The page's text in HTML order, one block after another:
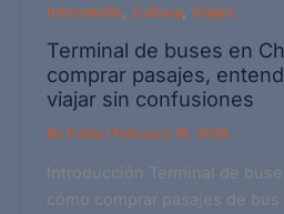
Intermedio , Cultura, Viajes
Terminal de buses en
comprar pasajes,
viajar sin confusiones
By Pablo / February 16, 2026
Introducción Terminal de
cómo comprar pasajes de